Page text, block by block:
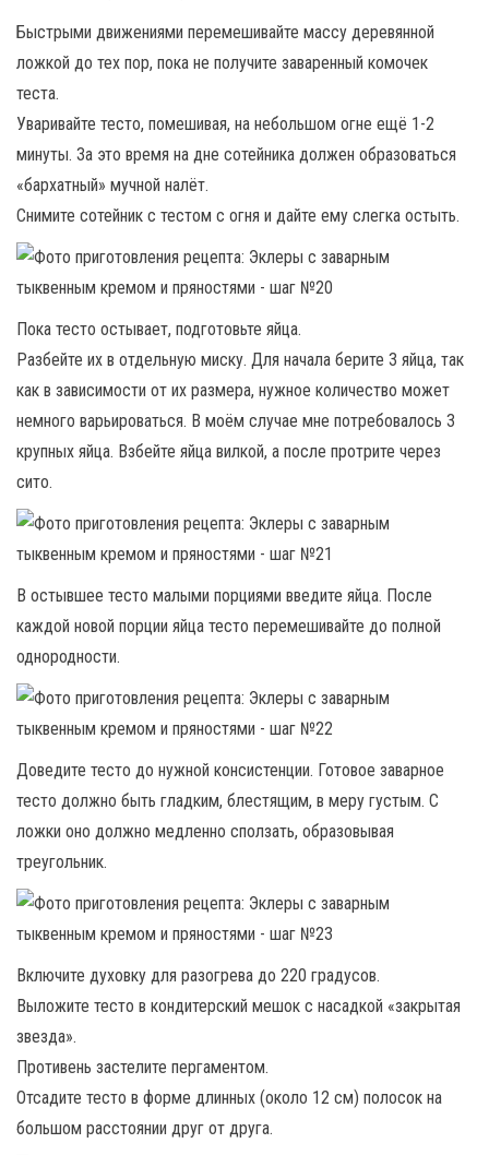
Быстрыми движениями перемешивайте массу деревянной
ложкой до тех пор, пока не получите заваренный комочек
теста.
Уваривайте тесто, помешивая, на небольшом огне ещё 1-2
минуты. За это время на дне сотейника должен образоваться
«бархатный» мучной налёт.
Снимите сотейник с тестом с огня и дайте ему слегка остыть.
Пока тесто остывает, подготовьте яйца.
Разбейте их в отдельную миску. Для начала берите 3 яйца, так
как в зависимости от их размера, нужное количество может
немного варьироваться. В моём случае мне потребовалось 3
крупных яйца. Взбейте яйца вилкой, а после протрите через
сито.
В остывшее тесто малыми порциями введите яйца. После
каждой новой порции яйца тесто перемешивайте до полной
однородности.
Доведите тесто до нужной консистенции. Готовое заварное
тесто должно быть гладким, блестящим, в меру густым. С
ложки оно должно медленно сползать, образовывая
треугольник.
Включите духовку для разогрева до 220 градусов.
Выложите тесто в кондитерский мешок с насадкой «закрытая
звезда».
Противень застелите пергаментом.
Отсадите тесто в форме длинных (около 12 см) полосок на
большом расстоянии друг от друга.